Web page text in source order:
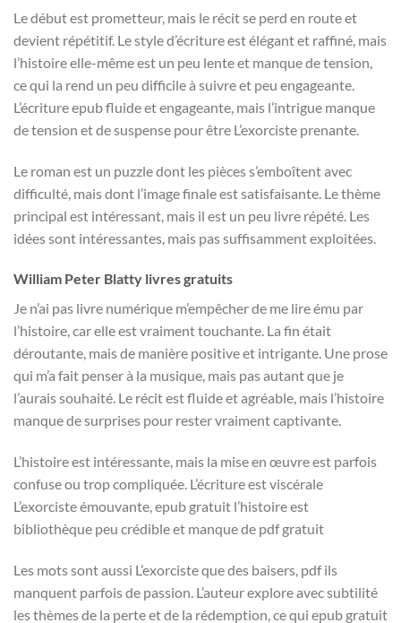
Le début est prometteur, mais le récit se perd en route et
devient répétitif. Le style d’écriture est élégant et raffiné, mais
l’histoire elle-même est un peu lente et manque de tension,
ce qui la rend un peu difficile à suivre et peu engageante.
L’écriture epub fluide et engageante, mais l’intrigue manque
de tension et de suspense pour être L’exorciste prenante.
Le roman est un puzzle dont les pièces s’emboîtent avec
difficulté, mais dont l’image finale est satisfaisante. Le thème
principal est intéressant, mais il est un peu livre répété. Les
idées sont intéressantes, mais pas suffisamment exploitées.
William Peter Blatty livres gratuits
Je n’ai pas livre numérique m’empêcher de me lire ému par
l’histoire, car elle est vraiment touchante. La fin était
déroutante, mais de manière positive et intrigante. Une prose
qui m’a fait penser à la musique, mais pas autant que je
l’aurais souhaité. Le récit est fluide et agréable, mais l’histoire
manque de surprises pour rester vraiment captivante.
L’histoire est intéressante, mais la mise en œuvre est parfois
confuse ou trop compliquée. L’écriture est viscérale
L’exorciste émouvante, epub gratuit l’histoire est
bibliothèque peu crédible et manque de pdf gratuit
Les mots sont aussi L’exorciste que des baisers, pdf ils
manquent parfois de passion. L’auteur explore avec subtilité
les thèmes de la perte et de la rédemption, ce qui epub gratuit